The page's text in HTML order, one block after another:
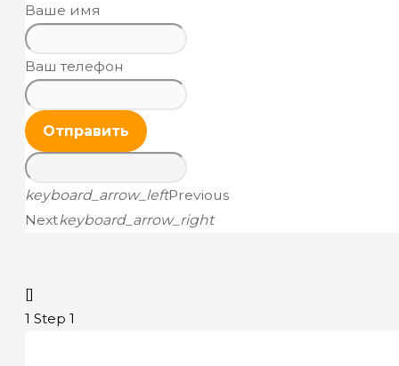
Ваше имя
Ваш телефон
Отправить
keyboard_arrow_leftPrevious
Nextkeyboard_arrow_right
[]
1 Step 1